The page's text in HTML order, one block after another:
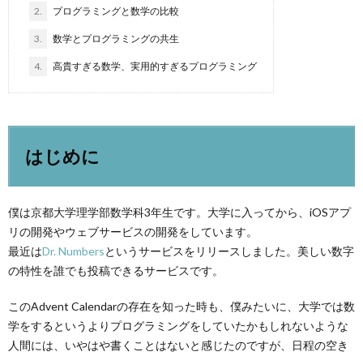
2. プログラミングと数学の比較
3. 数学とプログラミングの共生
4. 高貴すぎる数学、実用的すぎるプログラミング
はじめに
僕は京都大学理学部数学科3年生です。大学に入ってから、iOSアプ
リの開発やウェブサービスの開発をしています。
最近はDr. Numbersというサービスをリリースしました。美しい数字
の特性を誰でも投稿できるサービスです。
このAdvent Calendarの存在を知った時も、僕みたいに、大学では数
学をするというよりプログラミングをしていたかもしれないような
人間には、いやはや書くことはないと感じたのですが、日程の空き